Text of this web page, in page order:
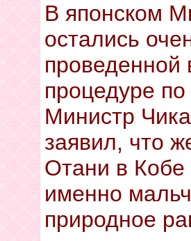
В японском
остались
проведенной
процедуре
Министр
заявил, что
Отани в
именно
природное